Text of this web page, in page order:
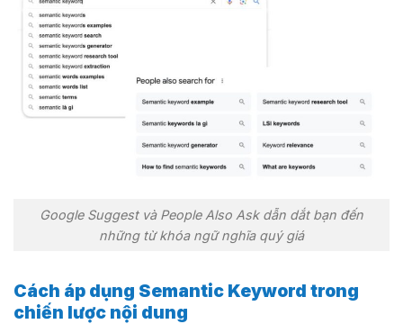
Google Suggest và People Also Ask dẫn dắt bạn đến
những từ khóa ngữ nghĩa quý giá
Cách áp dụng Semantic Keyword trong
chiến lược nội dung